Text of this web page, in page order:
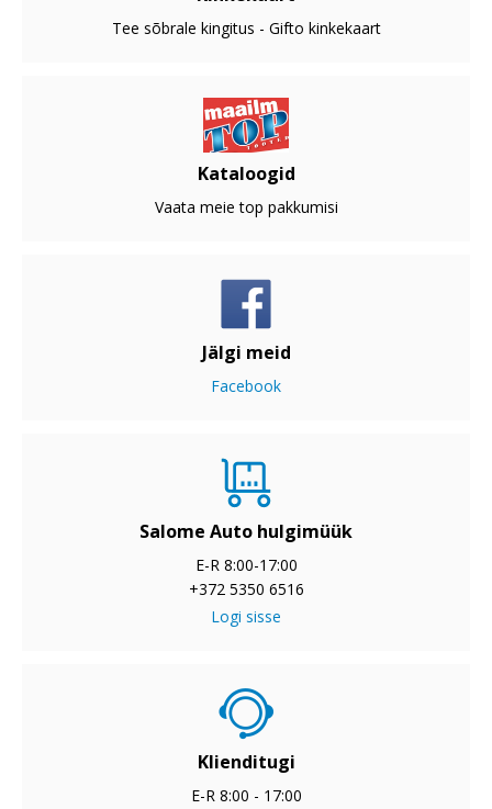
Tee sõbrale kingitus - Gifto kinkekaart
Kataloogid
Vaata meie top pakkumisi
Jälgi meid
Facebook
Salome Auto hulgimüük
E-R 8:00-17:00
+372 5350 6516
Logi sisse
Klienditugi
E-R 8:00 - 17:00